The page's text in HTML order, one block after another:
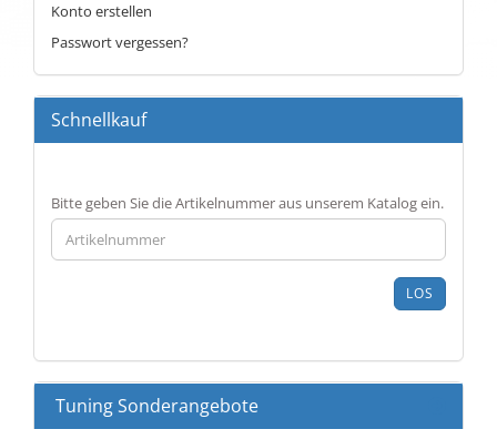
Konto erstellen
Passwort vergessen?
Schnellkauf
BITTE
GEBEN
SIE
DIE
EIN.
Bitte geben Sie die Artikelnummer aus unserem Katalog ein.
LOS
Tuning Sonderangebote